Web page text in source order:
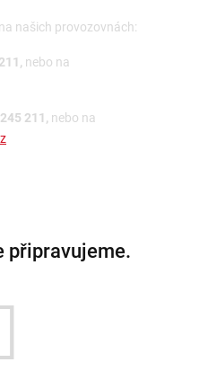
našich provozovnách:
nebo na
211, nebo na
připravujeme.